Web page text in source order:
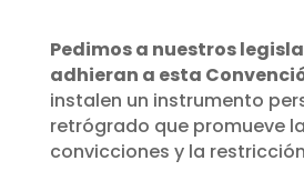
Pedimos a nuestros
adhieran a esta
instalen un instrumento
retrógrado que promueve
convicciones y la